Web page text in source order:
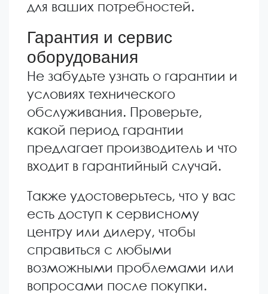
для ваших потребностей.
Гарантия и сервис
оборудования
Не забудьте узнать о гарантии и
условиях технического
обслуживания. Проверьте,
какой период гарантии
предлагает производитель и что
входит в гарантийный случай.
Также удостоверьтесь, что у вас
есть доступ к сервисному
центру или дилеру, чтобы
справиться с любыми
возможными проблемами или
вопросами после покупки.